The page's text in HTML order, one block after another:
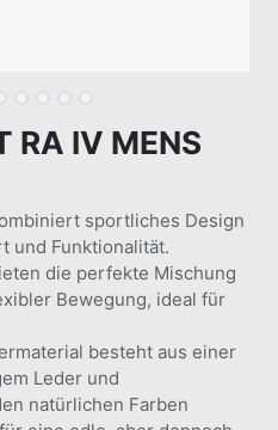
RA IV MENS
sportliches Design
und Funktionalität.
die perfekte Mischung
Bewegung, ideal für
besteht aus einer
Leder und
natürlichen Farben